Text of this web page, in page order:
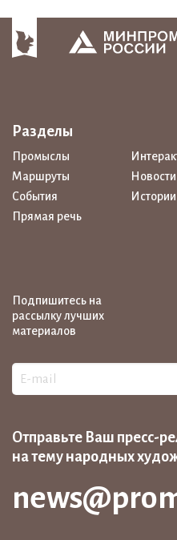
Разделы
Промыслы
Маршруты
Новости
События
Истории
Прямая речь
Подпишитесь на
рассылку лучших
материалов
Отправьте Ваш пресс-
на тему народных